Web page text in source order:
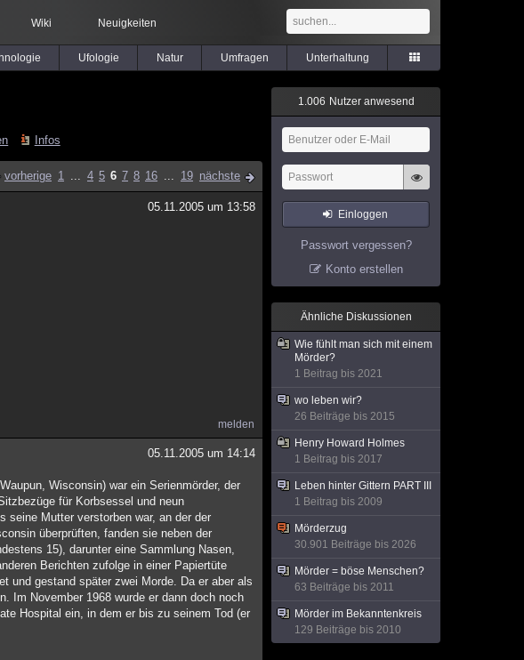
Wiki Neuigkeiten
Ufologie Natur Umfragen Unterhaltung
Infos
vorherige 1 ... 4 5 6 7 8 16 ... 19 nächste
05.11.2005 um 13:58
melden
05.11.2005 um 14:14
Wisconsin) war ein Serienmörder, der
für Korbsessel und neun
seine Mutter verstorben war, an der der
überprüften, fanden sie neben der
15), darunter eine Sammlung Nasen,
Berichten zufolge in einer Papiertüte
und gestand später zwei Morde. Da er aber als
Im November 1968 wurde er dann doch noch
Hospital ein, in dem er bis zu seinem Tod (er
1.006 Nutzer anwesend
Einloggen
Passwort vergessen?
Konto erstellen
Ähnliche Diskussionen
Wie fühlt man sich mit einem
Mörder?
1 Beitrag bis 2021
wo leben wir?
26 Beiträge bis 2015
Henry Howard Holmes
1 Beitrag bis 2017
Leben hinter Gittern PART III
1 Beitrag bis 2009
Mörderzug
30.901 Beiträge bis 2026
Mörder = böse Menschen?
63 Beiträge bis 2011
Mörder im Bekanntenkreis
129 Beiträge bis 2010